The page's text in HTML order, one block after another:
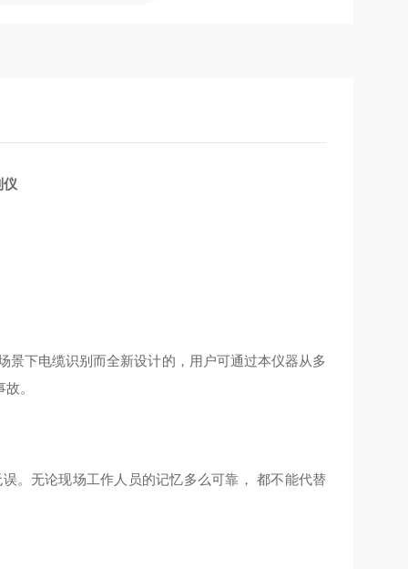
仪
景下电缆识别⽽全新设计的，⽤户可通过本仪器从多
。
。⽆论现场⼯作⼈员的记忆多么可靠， 都不能代替